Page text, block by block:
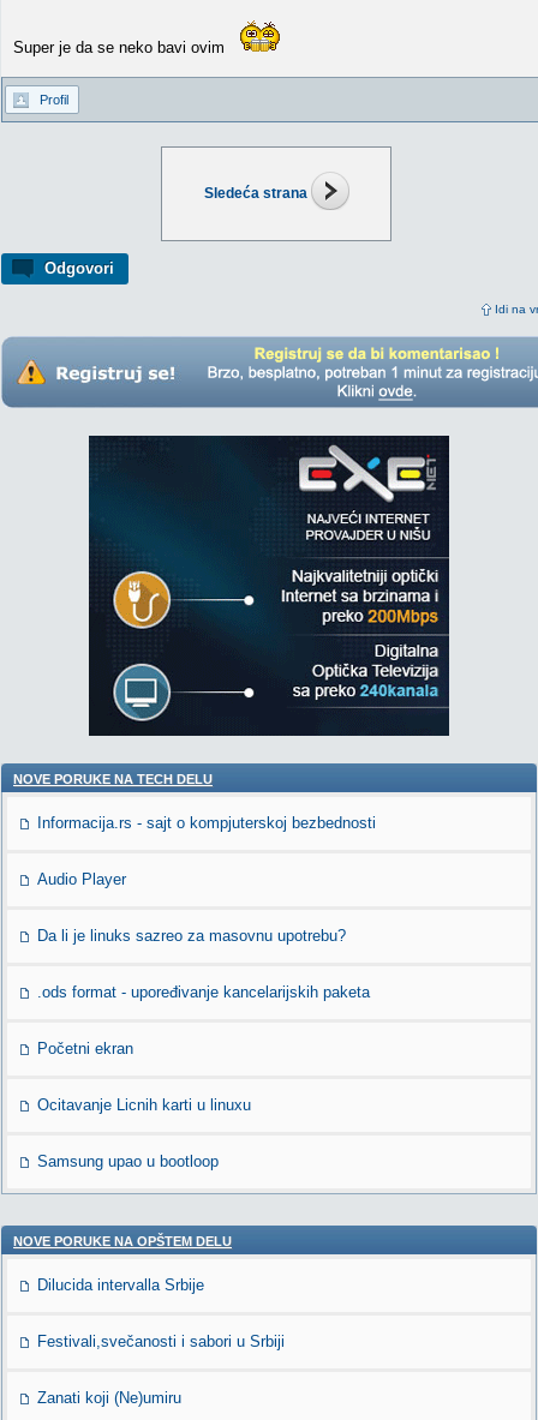
Sledeća strana
Odgovori
Idi na
Super je da se neko bavi ovim
Profil
NOVE PORUKE NA TECH DELU
Informacija.rs - sajt o kompjuterskoj bezbednosti
Audio Player
Da li je linuks sazreo za masovnu upotrebu?
.ods format - upoređivanje kancelarijskih paketa
Početni ekran
Ocitavanje Licnih karti u linuxu
Samsung upao u bootloop
NOVE PORUKE NA OPŠTEM DELU
Dilucida intervalla Srbije
Festivali,svečanosti i sabori u Srbiji
Zanati koji (Ne)umiru